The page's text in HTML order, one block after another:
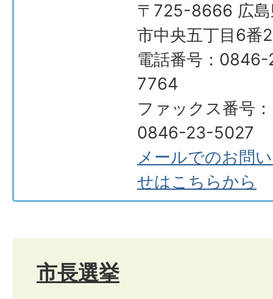
〒725-8666 広島
市中央五丁目6番
電話番号：
7764
ファックス番号：
0846-23-5027
メールでのお問
せはこちらから
市長選挙